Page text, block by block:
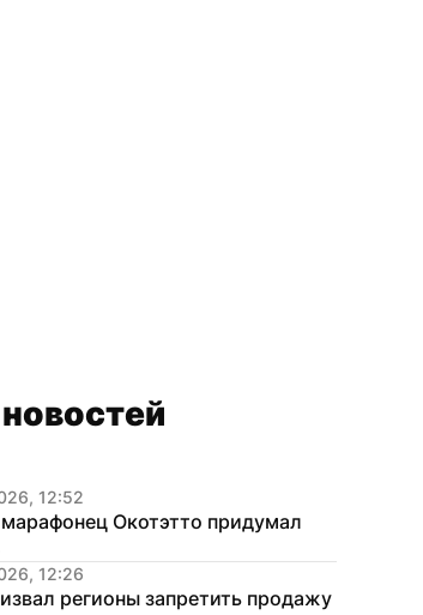
12:52
Окотэтто придумал
12:26
регионы запретить продажу